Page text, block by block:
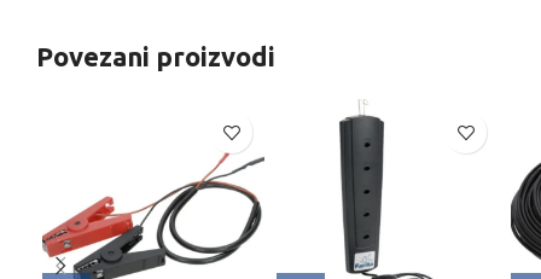
Povezani proizvodi